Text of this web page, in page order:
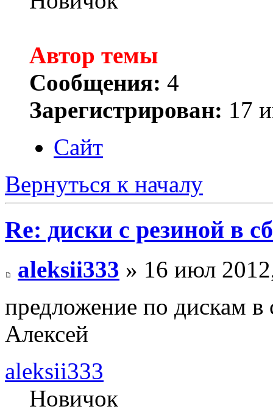
Автор темы
Сообщения: 4
Зарегистрирован: 17
Сайт
Вернуться к началу
Re: диски с резиной в
aleksii333 » 16 июл
предложение по дискам
Алексей
aleksii333
Новичок